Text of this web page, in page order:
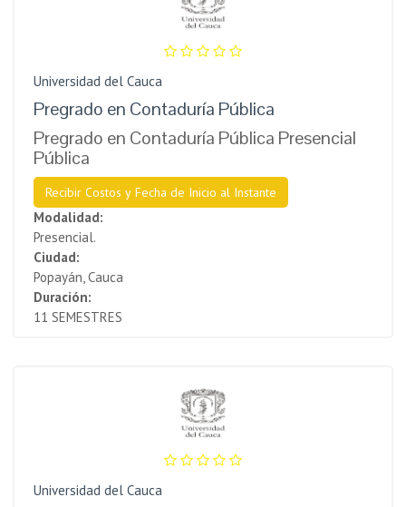
Universidad del Cauca
Pregrado en Contaduría Pública
Pregrado en Contaduría Pública Presencial
Pública
Recibir Costos y Fecha de Inicio al Instante
Modalidad:
Presencial.
Ciudad:
Popayán, Cauca
Duración:
11 SEMESTRES
Universidad del Cauca